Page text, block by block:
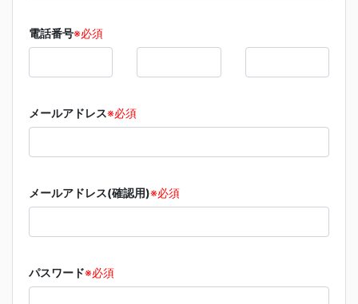
電話番号※必須
メールアドレス※必須
メールアドレス(確認用)※必須
パスワード※必須